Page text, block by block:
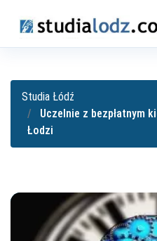
Studia Łódź
Uczelnie z bezpłatnym
Łodzi